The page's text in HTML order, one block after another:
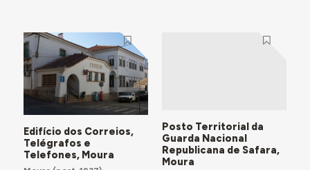
Edifício dos Correios,
Telégrafos e
Telefones, Moura
Posto Territorial da
Guarda Nacional
Republicana de Safara,
Moura